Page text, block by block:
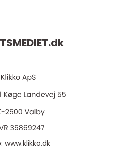
dk
www.klikko.dk